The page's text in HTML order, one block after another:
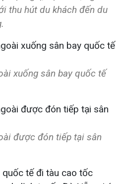
thu hút du khách đến du
xuống sân bay quốc tế
được đón tiếp tại sân